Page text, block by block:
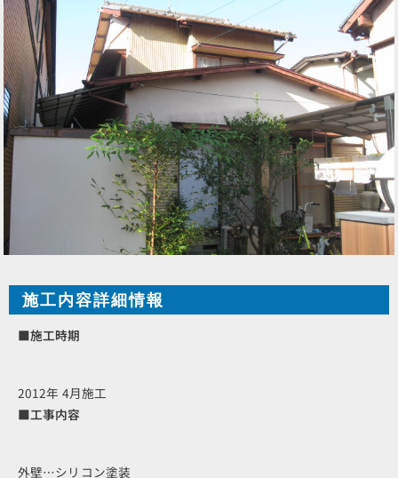
施工内容詳細情報
■施工時期
2012年 4月施工
■工事内容
外壁…シリコン塗装